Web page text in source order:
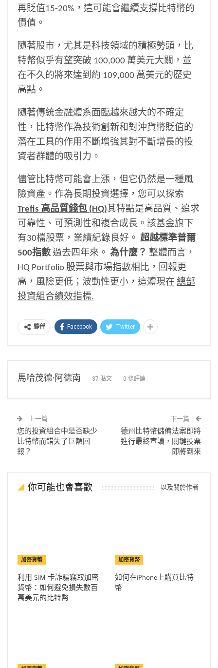
再貶值15-20%，這可能會繼續支撐比特幣的
價值。
隨著股市，尤其是科技領域的積極勢頭，比
特幣似乎有望突破 100,000 萬美元大關，並
在不久的將來達到約 109,000 萬美元的歷史
高點。
隨著傳統金融體系面臨越來越大的不確定
性，比特幣作為技術創新和對沖貨幣貶值的
潛在工具的作用不斷增強其對不斷增長的投
資者群體的吸引力。
儘管比特幣可能會上漲，但它仍然是一種風
險資產。作為長期投資選擇，您可以探索
Trefis 高品質錢包 (HQ)其特點是高品質、追求
可靠性、可預測性和複合成長。該基金旗下
有30檔股票，業績紀錄良好。 超越標準普爾
500指數過去四年來。 為什麼？ 整體而言，
HQ Portfolio 股票與市場指數相比，回報更
高，風險更低；波動性更小，這體現在 總部
投資組合績效指標.
夥伴 Facebook Twitter
馬哈茂德·阿德南 37 貼文 0 條評論
上一篇
您的投資組合中是否缺少
比特幣而錯失了巨額回
報？
下一篇
德州比特幣儲備法案即將
進行最終宣讀，關鍵投票
即將到來
你可能也會喜歡 以及關於作者
加密貨幣
利用 SIM 卡詐騙竊取加密
貨幣：如何避免損失數百
萬美元的比特幣
加密貨幣
如何在iPhone上購買比特
幣